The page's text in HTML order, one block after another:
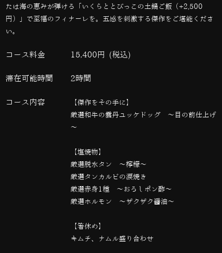
たは海の恵みが弾ける「いくらととびっこの土鍋ご飯（+2,500
円）」で至福のフィナーレを。五感を刺激する傑作をご堪能くださ
い。
コース料金 15,400円 (税込)
滞在可能時間 2時間
コース内容
【傑作をその手に】
厳選和牛の雲丹ユッケドッグ ～目の前仕上げ
～
【塩焼物】
厳選脱水タン 〜檸檬〜
厳選タンカルビの涙焼き
厳選赤身1種 ～おろしポン酢～
厳選ホルモン ～ザクザク醤油～
【箸休め】
キムチ、ナムル盛り合わせ